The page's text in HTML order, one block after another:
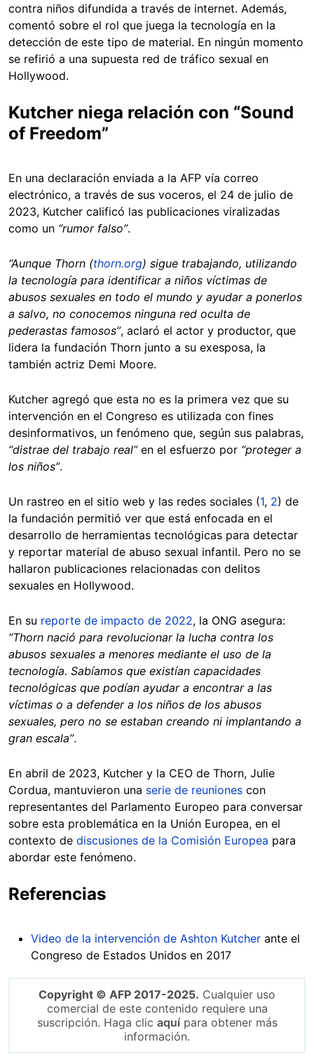
contra niños difundida a través de internet. Además,
comentó sobre el rol que juega la tecnología en la
detección de este tipo de material. En ningún momento
se refirió a una supuesta red de tráfico sexual en
Hollywood.
Kutcher niega relación con “Sound
of Freedom”
En una declaración enviada a la AFP vía correo
electrónico, a través de sus voceros, el 24 de julio de
2023, Kutcher calificó las publicaciones viralizadas
como un “rumor falso”.
“Aunque Thorn (thorn.org) sigue trabajando, utilizando
la tecnología para identificar a niños víctimas de
abusos sexuales en todo el mundo y ayudar a ponerlos
a salvo, no conocemos ninguna red oculta de
pederastas famosos”, aclaró el actor y productor, que
lidera la fundación Thorn junto a su exesposa, la
también actriz Demi Moore.
Kutcher agregó que esta no es la primera vez que su
intervención en el Congreso es utilizada con fines
desinformativos, un fenómeno que, según sus palabras,
“distrae del trabajo real”en el esfuerzo por “proteger a
los niños”.
Un rastreo en el sitio web y las redes sociales (1, 2) de
la fundación permitió ver que está enfocada en el
desarrollo de herramientas tecnológicas para detectar
y reportar material de abuso sexual infantil. Pero no se
hallaron publicaciones relacionadas con delitos
sexuales en Hollywood.
En su reporte de impacto de 2022, la ONG asegura:
“Thorn nació para revolucionar la lucha contra los
abusos sexuales a menores mediante el uso de la
tecnología. Sabíamos que existían capacidades
tecnológicas que podían ayudar a encontrar a las
víctimas o a defender a los niños de los abusos
sexuales, pero no se estaban creando ni implantando a
gran escala”.
En abril de 2023, Kutcher y la CEO de Thorn, Julie
Cordua, mantuvieron una serie de reuniones con
representantes del Parlamento Europeo para conversar
sobre esta problemática en la Unión Europea, en el
contexto de discusiones de la Comisión Europea para
abordar este fenómeno.
Referencias
Video de la intervención de Ashton Kutcher ante el
Congreso de Estados Unidos en 2017
Copyright © AFP 2017-2025. Cualquier uso
comercial de este contenido requiere una
suscripción. Haga clic aquípara obtener más
información.